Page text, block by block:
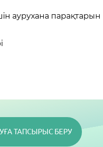
аурухана парақтарын
ТАПСЫРЫС БЕРУ